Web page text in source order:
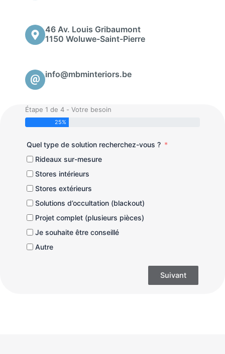
46 Av. Louis Gribaumont
1150 Woluwe-Saint-Pierre
info@mbminteriors.be
Étape 1 de 4 - Votre besoin
25%
Quel type de solution recherchez-vous ?
Rideaux sur-mesure
Stores intérieurs
Stores extérieurs
Solutions d’occultation (blackout)
Projet complet (plusieurs pièces)
Je souhaite être conseillé
Autre
Suivant